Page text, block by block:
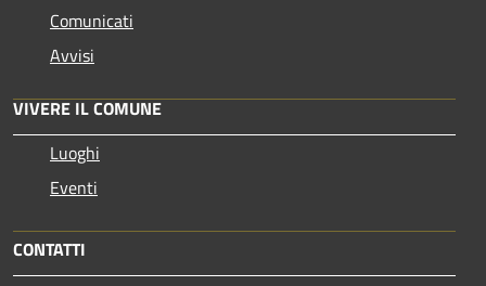
Comunicati
Avvisi
VIVERE IL COMUNE
Luoghi
Eventi
CONTATTI